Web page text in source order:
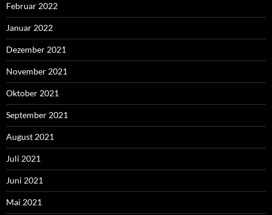
Februar 2022
Januar 2022
Dezember 2021
November 2021
Oktober 2021
September 2021
August 2021
Juli 2021
Juni 2021
Mai 2021